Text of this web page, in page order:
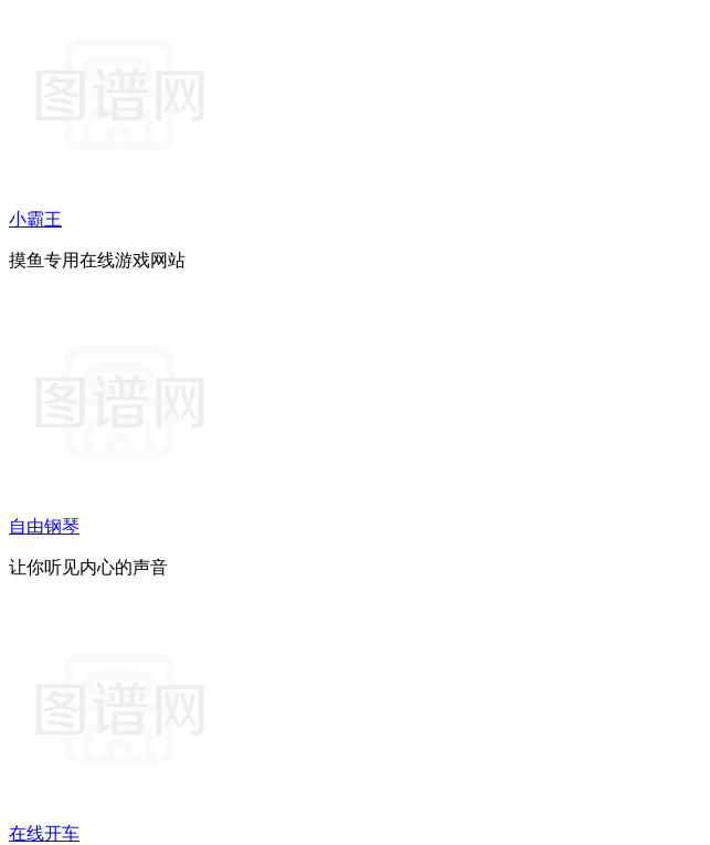
小霸王
摸鱼专用在线游戏网站
自由钢琴
让你听见内心的声音
在线开车